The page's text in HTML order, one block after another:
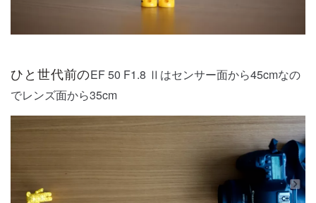
ひと世代前のEF 50 F1.8 Ⅱはセンサー面から45cmなの
でレンズ面から35cm